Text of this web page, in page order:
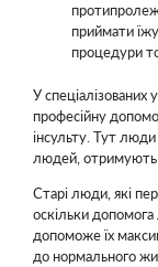
приймати
процедури
У спеціалізованих
професійну
інсульту. Тут люди
людей, отримують
Старі люди, які
оскільки
допоможе їх
до нормального